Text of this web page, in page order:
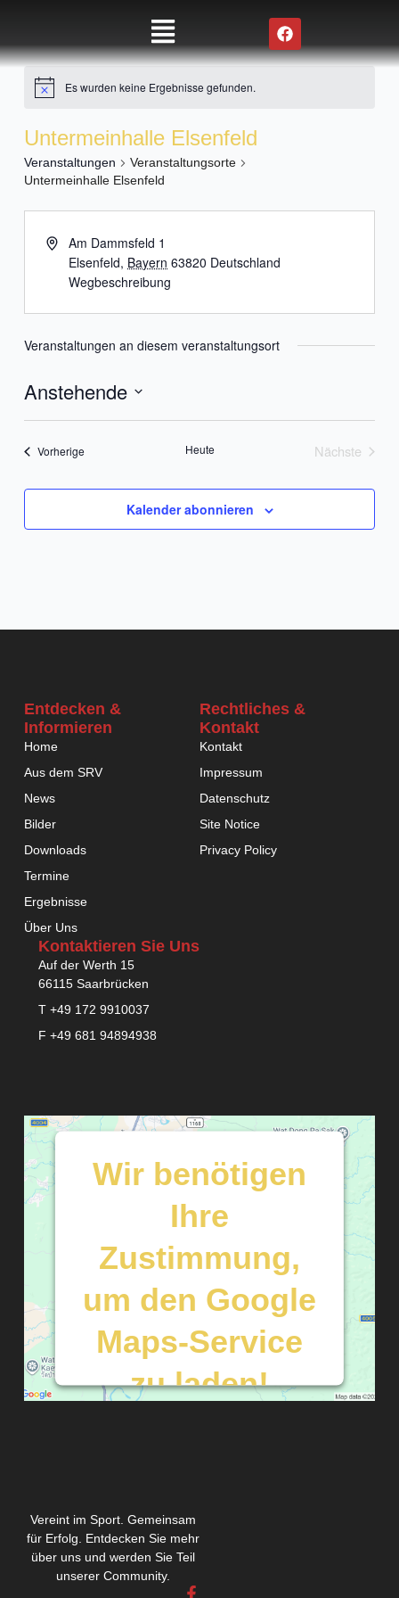
springen
Main
Menu
F
a
c
Es wurden keine Ergebnisse gefunden.
Untermeinhalle Elsenfeld
Veranstaltungen
Veranstaltungsorte
Untermeinhalle Elsenfeld
Am Dammsfeld 1
Elsenfeld, Bayern 63820 Deutschland
Wegbeschreibung
Veranstaltungen an diesem veranstaltungsort
Anstehende
Vorherige Heute
Nächste
Kalender abonnieren
Vereint im Sport. Gemeinsam
für Erfolg. Entdecken Sie mehr
über uns und werden Sie Teil
unserer Community.
F
Entdecken &
Informieren
Home
Aus dem SRV
News
Bilder
Downloads
Termine
Ergebnisse
Über Uns
Rechtliches &
Kontakt
Kontakt
Impressum
Datenschutz
Site Notice
Privacy Policy
Kontaktieren Sie Uns
Auf der Werth 15
66115 Saarbrücken
T +49 172 9910037
F +49 681 94894938
Wir benötigen
Ihre
Zustimmung,
um den Google
Maps-Service
zu laden!
Nutzung des Service zu, um diese Karte
anzuzeigen.
Mehr Informationen